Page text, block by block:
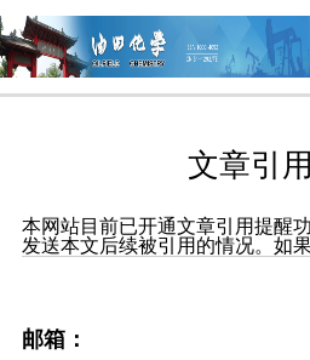
文章引
本网站目前已开通文章引用提醒
发送本文后续被引用的情况。如
邮箱：